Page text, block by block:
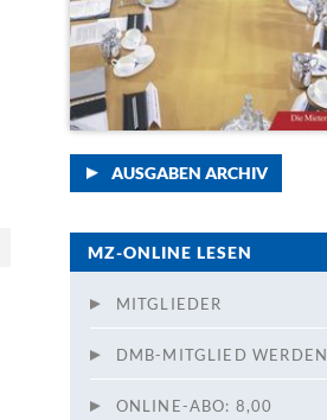
AUSGABEN ARCHIV
MZ-ONLINE LESEN
MITGLIEDER
DMB-MITGLIED WERDEN
ONLINE-ABO: 8,00